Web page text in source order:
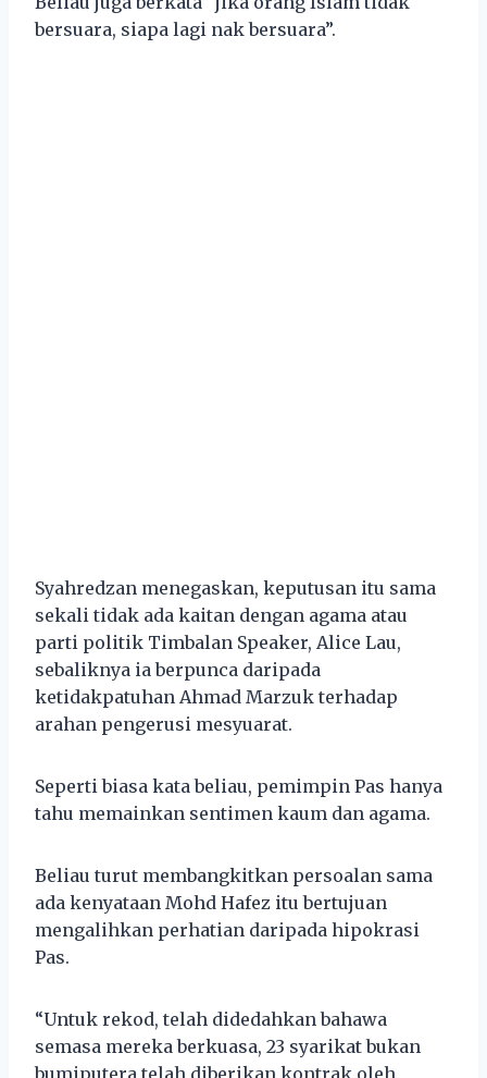
bersuara, siapa lagi nak bersuara”.
Syahredzan menegaskan, keputusan itu sama
sekali tidak ada kaitan dengan agama atau
parti politik Timbalan Speaker, Alice Lau,
sebaliknya ia berpunca daripada
ketidakpatuhan Ahmad Marzuk terhadap
arahan pengerusi mesyuarat.
Seperti biasa kata beliau, pemimpin Pas hanya
tahu memainkan sentimen kaum dan agama.
Beliau turut membangkitkan persoalan sama
ada kenyataan Mohd Hafez itu bertujuan
mengalihkan perhatian daripada hipokrasi
Pas.
“Untuk rekod, telah didedahkan bahawa
semasa mereka berkuasa, 23 syarikat bukan
bumiputera telah diberikan kontrak oleh